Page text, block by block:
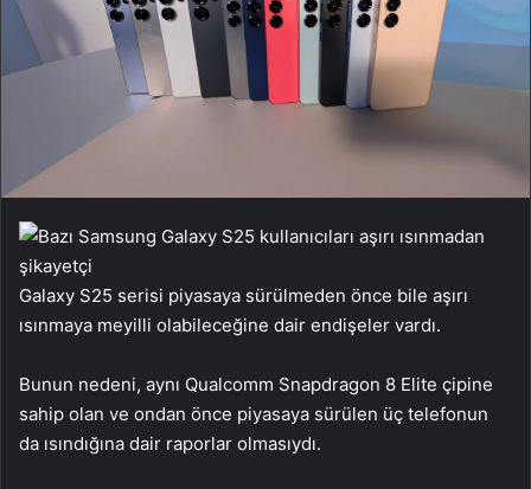
Galaxy S25 serisi piyasaya sürülmeden önce bile aşırı
ısınmaya meyilli olabileceğine dair endişeler vardı.
Bunun nedeni, aynı Qualcomm Snapdragon 8 Elite çipine
sahip olan ve ondan önce piyasaya sürülen üç telefonun
da ısındığına dair raporlar olmasıydı.